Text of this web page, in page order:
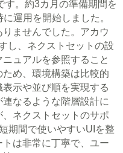
す。約3カ月の準備期間を
運用を開始しました。
ませんでした。アカウ
し、ネクストセットの設
ュアルを参照すること
め、環境構築は比較的
示や並び順を実現する
なるような階層設計に
ネクストセットのサポ
期間で使いやすいUIを整
は非常に丁寧で、ユー